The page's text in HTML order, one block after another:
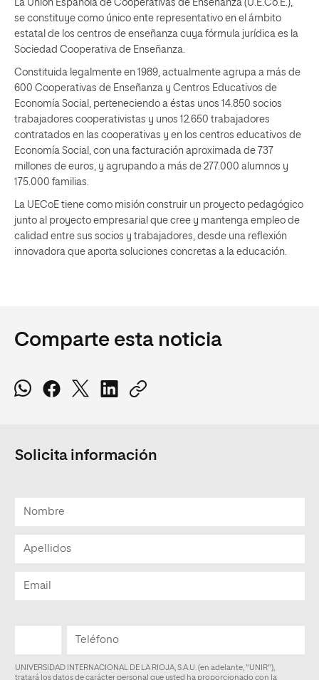
La Unión Española de Cooperativas de Enseñanza (U.E.Co.E.),
se constituye como único ente representativo en el ámbito
estatal de los centros de enseñanza cuya fórmula jurídica es la
Sociedad Cooperativa de Enseñanza.
Constituida legalmente en 1989, actualmente agrupa a más de
600 Cooperativas de Enseñanza y Centros Educativos de
Economía Social, perteneciendo a éstas unos 14.850 socios
trabajadores cooperativistas y unos 12.650 trabajadores
contratados en las cooperativas y en los centros educativos de
Economía Social, con una facturación aproximada de 737
millones de euros, y agrupando a más de 277.000 alumnos y
175.000 familias.
La UECoE tiene como misión construir un proyecto pedagógico
junto al proyecto empresarial que cree y mantenga empleo de
calidad entre sus socios y trabajadores, desde una reflexión
innovadora que aporta soluciones concretas a la educación.
Comparte esta noticia
Solicita información